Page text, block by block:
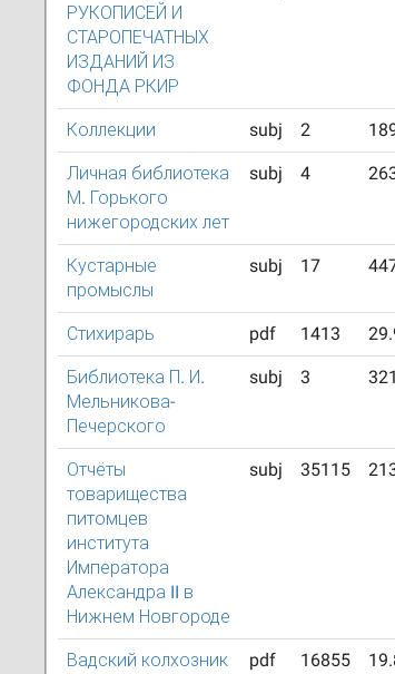
РУКОПИСЕЙ И
СТАРОПЕЧАТНЫХ
ИЗДАНИЙ ИЗ
ФОНДА РКИР
Коллекции subj 2
Личная библиотека
М. Горького
нижегородских лет
subj 4
Кустарные
промыслы
subj 17
Стихирарь pdf 1413
Библиотека П. И.
Мельникова-
Печерского
subj 3
Отчёты
товарищества
питомцев
института
Императора
Александра II в
Нижнем Новгороде
subj 35115
Вадский колхозник pdf 16855